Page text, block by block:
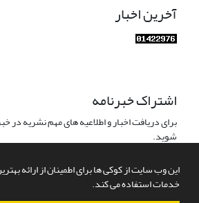
این وب سایت از کوکی ها برای اطمینان از ارائه
خدمات استفاده می کند.
آخرین اخبار
اشتراک خبرنامه
برای دریافت اخبار و اطلاعیه های مهم نشریه در
شوید.